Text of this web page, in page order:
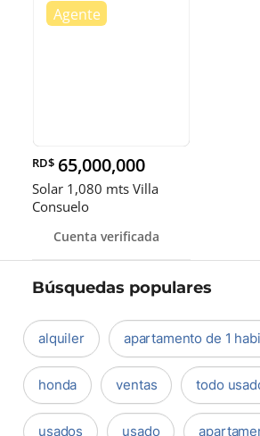
RD$ 65,000,000
Solar 1,080 mts Villa
Consuelo
Cuenta verificada
Búsquedas populares
alquiler apartamento de 1
honda ventas todo
usados usado